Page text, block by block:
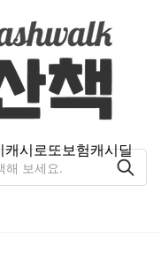
캐시로또보험캐시딜